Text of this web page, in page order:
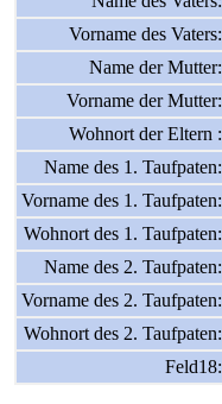
Vorname des Vaters:
Name der Mutter:
Vorname der Mutter:
Wohnort der Eltern :
Name des 1. Taufpaten:
Vorname des 1. Taufpaten:
Wohnort des 1. Taufpaten:
Name des 2. Taufpaten:
Vorname des 2. Taufpaten:
Wohnort des 2. Taufpaten:
Feld18: